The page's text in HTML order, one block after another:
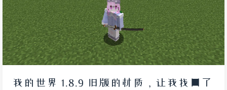
我的世界 1.8.9 旧版的材质，让我找回了